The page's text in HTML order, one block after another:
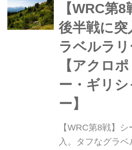
地であるオース
ーストリアGPは
ットで開催され
【WRC第
後半戦に
ラベルラ
【アクロ
ー・ギリ
ー】
【WRC第8戦】
入。タフなグラ